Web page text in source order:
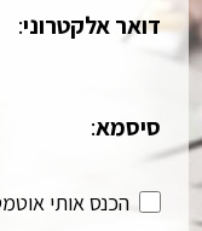
דואר אלקטרוני:
סיסמא:
הכנס אותי